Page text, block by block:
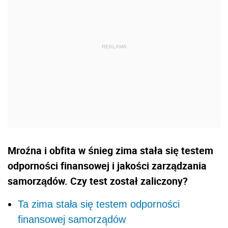
Mroźna i obfita w śnieg zima stała się testem
odporności finansowej i jakości zarządzania
samorządów. Czy test został zaliczony?
Ta zima stała się testem odporności
finansowej samorządów